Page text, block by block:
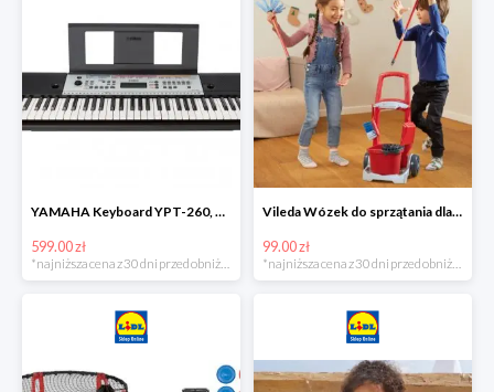
YAMAHA Keyboard YPT-260, 61 klawiszy
599.00 zł
*najniższa cena z 30 dni przed obniżką
Vileda Wózek do sprzątania dla dzieci
99.00 zł
*najniższa cena z 30 dni przed obniżką